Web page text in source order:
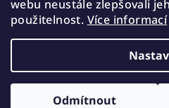
webu neustále zlepšovali
použitelnost. Více informací
Odmítnout
Copyright 2026Hnízdečka
vyhrazena.Upravit